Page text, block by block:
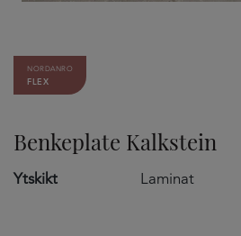
Benkeplate Kalkstein
NORDANRO
FLEX
Ytskikt Laminat